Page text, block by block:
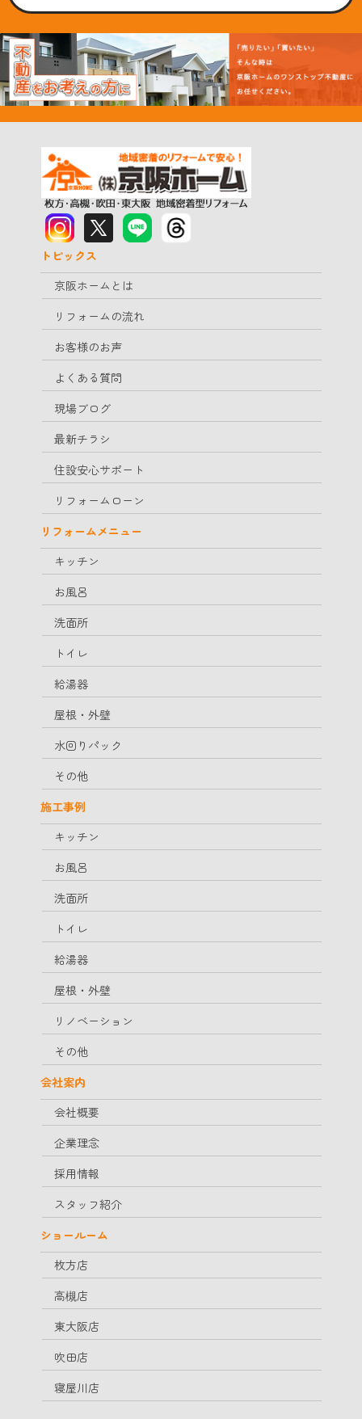
トピックス
京阪ホームとは
リフォームの流れ
お客様のお声
よくある質問
現場ブログ
最新チラシ
住設安心サポート
リフォームローン
リフォームメニュー
キッチン
お風呂
洗面所
トイレ
給湯器
屋根・外壁
水回りパック
その他
施工事例
キッチン
お風呂
洗面所
トイレ
給湯器
屋根・外壁
リノベーション
その他
会社案内
会社概要
企業理念
採用情報
スタッフ紹介
ショールーム
枚方店
高槻店
東大阪店
吹田店
寝屋川店